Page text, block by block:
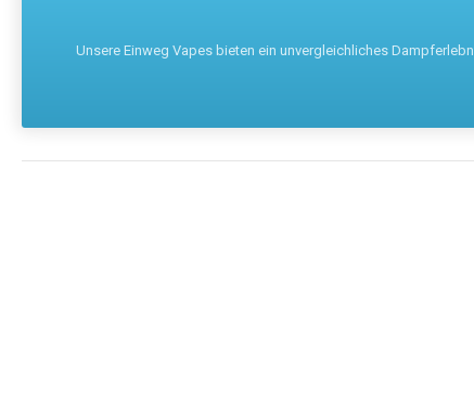
Unsere Einweg Vapes bieten ein unvergleichliches